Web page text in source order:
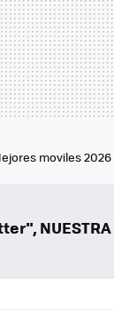
moviles 2026
NUESTRA